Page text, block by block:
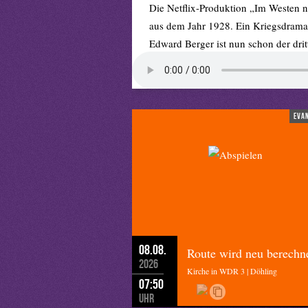
Die Netflix-Produktion „Im Westen
aus dem Jahr 1928. Ein
Edward Berger ist nun schon der
Kriegsstimmung herrscht.
Edward Berger konnte bei
Waffenlieferungen in die Ukraine.
Panzer. Ich frage mich, wann sind
Und ich frage mich, werden die
08.08.
2026
07:50
Uhr
Route wird neu
Kirche in WDR 3 | Döhling